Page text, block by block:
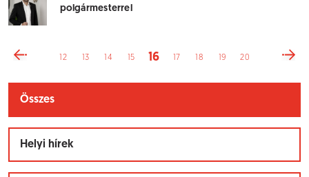
polgármesterrel
12 13 14 15 16 17 18 19 20
Összes
Helyi hírek